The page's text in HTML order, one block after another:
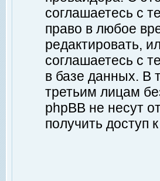
соглашаетесь с
право в любое
редактировать,
соглашаетесь с
в базе данных. В
третьим лицам
phpBB не несут
получить доступ